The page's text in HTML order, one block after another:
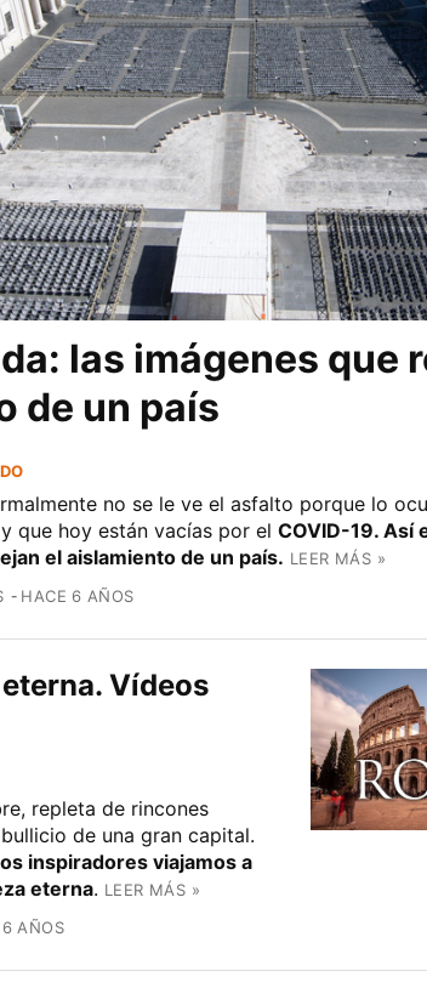
las imágenes que
de un país
no se le ve el asfalto porque lo
que hoy están vacías por el COVID-19. Así
el aislamiento de un país. LEER MÁS »
HACE 6 AÑOS
Vídeos
repleta de rincones
de una gran capital.
inspiradores viajamos a
eterna. LEER MÁS »
AÑOS